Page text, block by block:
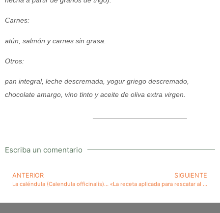
Carnes:
atún, salmón y carnes sin grasa.
Otros:
pan integral, leche descremada, yogur griego descremado,
chocolate amargo, vino tinto y aceite de oliva extra virgen.
Escriba un comentario
ANTERIOR
La caléndula (Calendula officinalis), gran planta medicinal. Propiedades anticancerígenas y cicatrizantes extraordinarias. Gran antibacteria, antimicosa y antiviral
SIGUIENTE
«La receta aplicada para rescatar al Instituto de Investigaciones Agropecuarias (INIA)», interesante artículo de la Revista del Campo del 8 de octubre